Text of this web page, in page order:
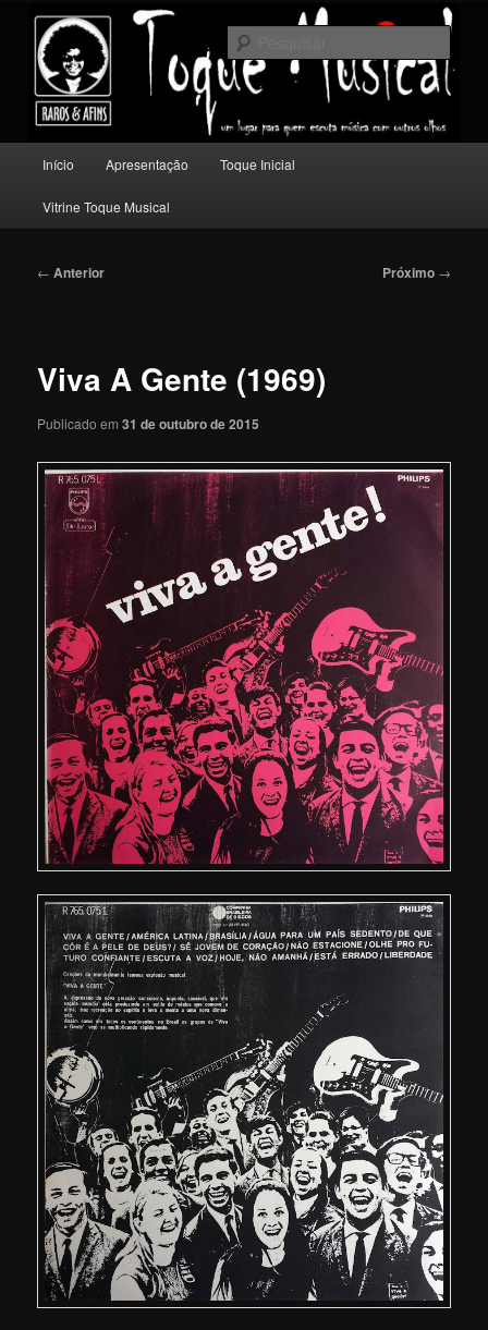
conteúdo
principalToque Musical
Um lugar para quem escuta música com outros olhos.
principal
Início Apresentação Toque Inicial
Vitrine Toque Musical
Navegação
← Anterior Próximo →
Viva A Gente (1969)
Publicado em31 de outubro de 2015